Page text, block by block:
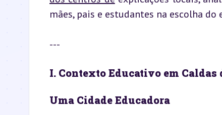
mães, pais e estudantes na escolha
---
I. Contexto Educativo em Caldas
Uma Cidade Educadora